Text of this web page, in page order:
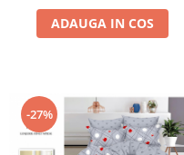
ADAUGA IN COS
-27%